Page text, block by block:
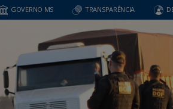
GOVERNO MS TRANSPARÊNCIA